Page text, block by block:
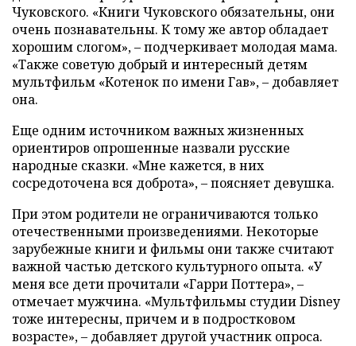
Чуковского. «Книги Чуковского обязательны, они
очень познавательны. К тому же автор обладает
хорошим слогом», – подчеркивает молодая мама.
«Также советую добрый и интересный детям
мультфильм «Котенок по имени Гав», – добавляет
она.
Еще одним источником важных жизненных
ориентиров опрошенные назвали русские
народные сказки. «Мне кажется, в них
сосредоточена вся доброта», – поясняет девушка.
При этом родители не ограничиваются только
отечественными произведениями. Некоторые
зарубежные книги и фильмы они также считают
важной частью детского культурного опыта. «У
меня все дети прочитали «Гарри Поттера», –
отмечает мужчина. «Мультфильмы студии Disney
тоже интересны, причем и в подростковом
возрасте», – добавляет другой участник опроса.